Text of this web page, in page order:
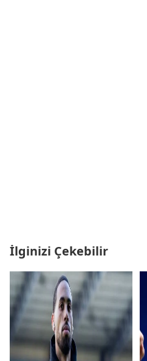
İlginizi Çekebilir